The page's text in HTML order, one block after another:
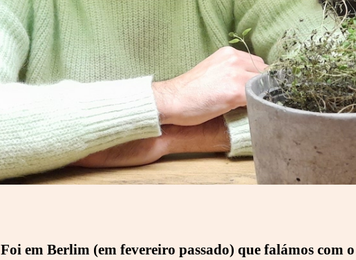
Foi em Berlim (em fevereiro passado) que falámos com